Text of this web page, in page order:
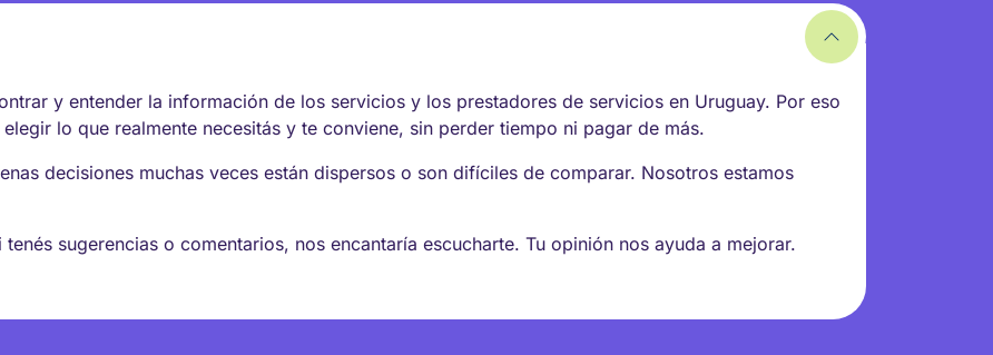
y entender la información de los servicios y los prestadores de servicios en Uruguay. Por eso
lo que realmente necesitás y te conviene, sin perder tiempo ni pagar de más.
decisiones muchas veces están dispersos o son difíciles de comparar. Nosotros estamos
sugerencias o comentarios, nos encantaría escucharte. Tu opinión nos ayuda a mejorar.